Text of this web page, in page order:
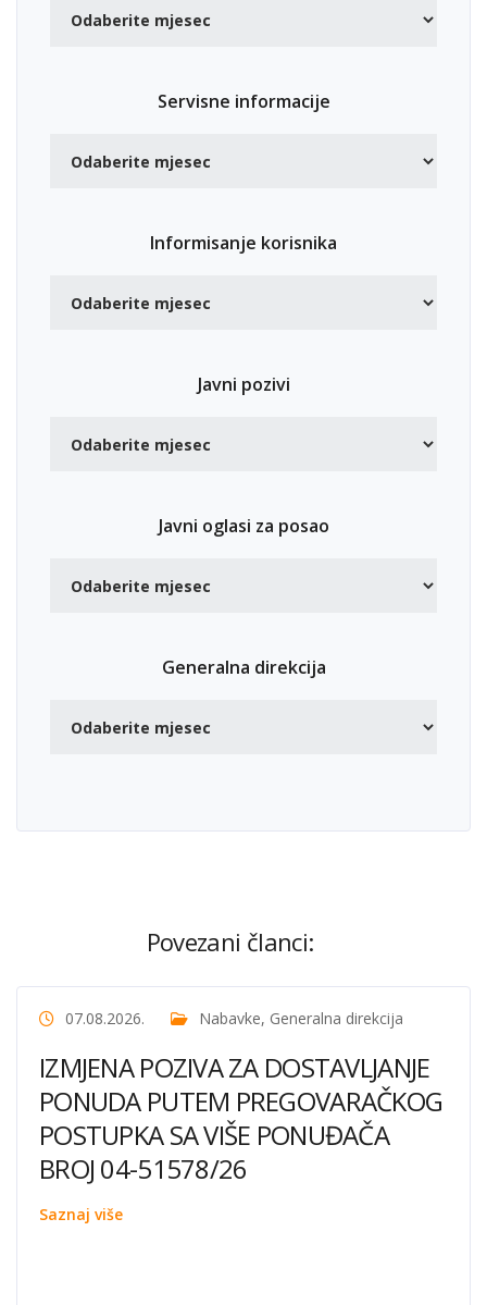
Servisne informacije
Informisanje korisnika
Javni pozivi
Javni oglasi za posao
Generalna direkcija
Povezani članci:
07.08.2026. Nabavke, Generalna direkcija
IZMJENA POZIVA ZA DOSTAVLJANJE
PONUDA PUTEM PREGOVARAČKOG
POSTUPKA SA VIŠE PONUĐAČA
BROJ 04-51578/26
Saznaj više